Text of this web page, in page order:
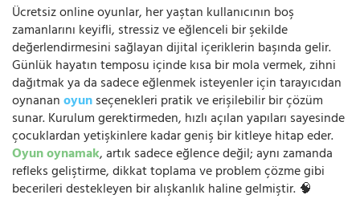
Ücretsiz online oyunlar, her yaştan kullanıcının boş
zamanlarını keyifli, stressiz ve eğlenceli bir şekilde
değerlendirmesini sağlayan dijital içeriklerin başında gelir.
Günlük hayatın temposu içinde kısa bir mola vermek, zihni
dağıtmak ya da sadece eğlenmek isteyenler için tarayıcıdan
oynananoyunseçenekleri pratik ve erişilebilir bir çözüm
sunar. Kurulum gerektirmeden, hızlı açılan yapıları sayesinde
çocuklardan yetişkinlere kadar geniş bir kitleye hitap eder.
Oyun oynamak, artık sadece eğlence değil; aynı zamanda
refleks geliştirme, dikkat toplama ve problem çözme gibi
becerileri destekleyen bir alışkanlık haline gelmiştir. 🧠